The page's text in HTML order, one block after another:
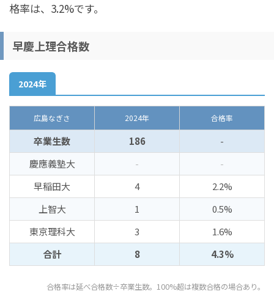
格率は、3.2%です。
早慶上理合格数
2024年
広島なぎさ 2024年 合格率
卒業生数 186
-
慶應義塾大
-
-
早稲田大
4
2.2%
上智大
1
0.5%
東京理科大
3
1.6%
合計
8 4.3%
合格率は延べ合格数÷卒業生数。100%超は複数合格の場合あり。